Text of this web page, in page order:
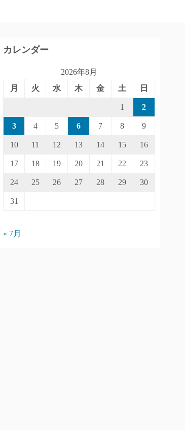
カレンダー
2026年8月
月
火 水 木 金 土 日
1 2
3 4 5 6 7 8 9
10 11 12 13 14 15 16
17 18 19 20 21 22 23
24 25 26 27 28 29 30
31
« 7月